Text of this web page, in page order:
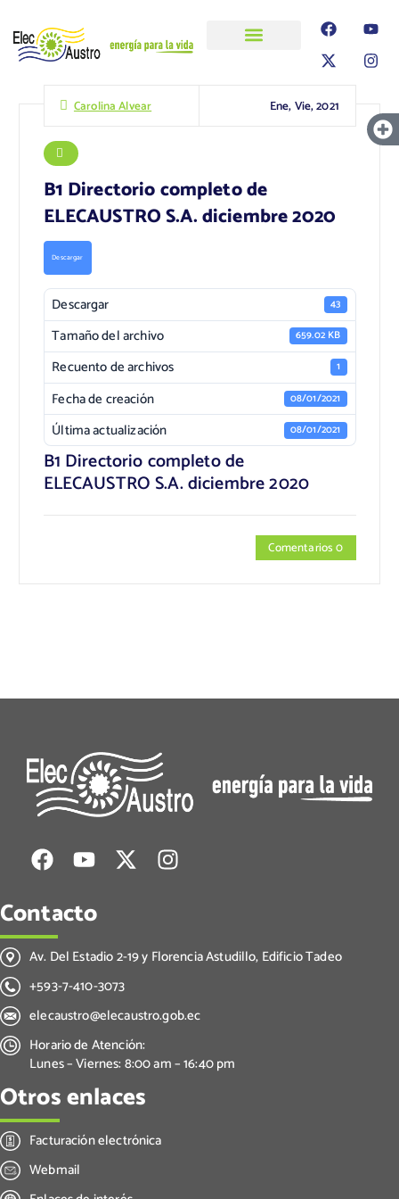
Carolina Alvear Ene, Vie, 2021
B1 Directorio completo de
ELECAUSTRO S.A. diciembre 2020
Descargar
Descargar 43
Tamaño del archivo 659.02 KB
Recuento de archivos 1
Fecha de creación 08/01/2021
Última actualización 08/01/2021
B1 Directorio completo de
ELECAUSTRO S.A. diciembre 2020
Comentarios 0
Contacto
Av. Del Estadio 2-19 y Florencia Astudillo, Edificio Tadeo
+593-7-410-3073
elecaustro@elecaustro.gob.ec
Horario de Atención:
Lunes – Viernes: 8:00 am – 16:40 pm
Otros enlaces
Facturación electrónica
Webmail